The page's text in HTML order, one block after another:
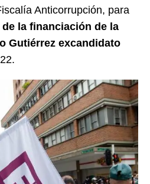
Anticorrupción, para
de la financiación de la
Gutiérrez excandidato